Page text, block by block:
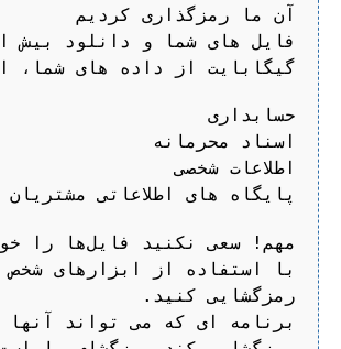
آن ما رمزگذاری کردیم
گیگابایت از داده های شما،
حسابداری
اسناد محرمانه
اطلاعات شخصی
پایگاه های اطلاعاتی مشتریان
مهم! سعی نکنید فایل‌ها را
با استفاده از ابزارهای شخص
رمزگشایی کنید.
برنامه ای که می تواند آنها